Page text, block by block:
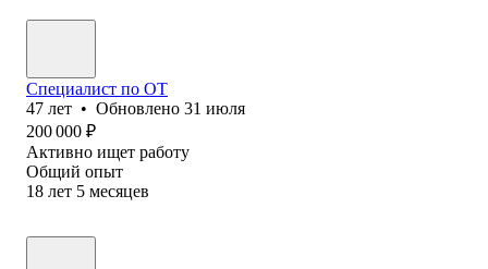
Специалист по ОТ
47 лет • Обновлено 31 июля
200 000 ₽
Активно ищет работу
Общий опыт
18 лет 5 месяцев